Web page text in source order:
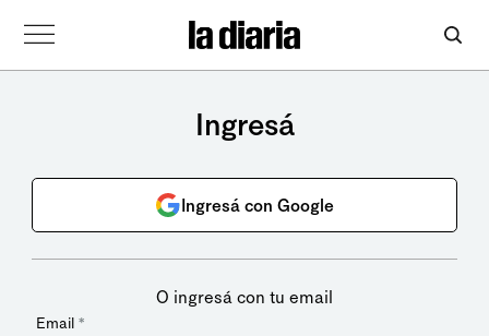
Ingresá
Ingresá con Google
O ingresá con tu email
Email *